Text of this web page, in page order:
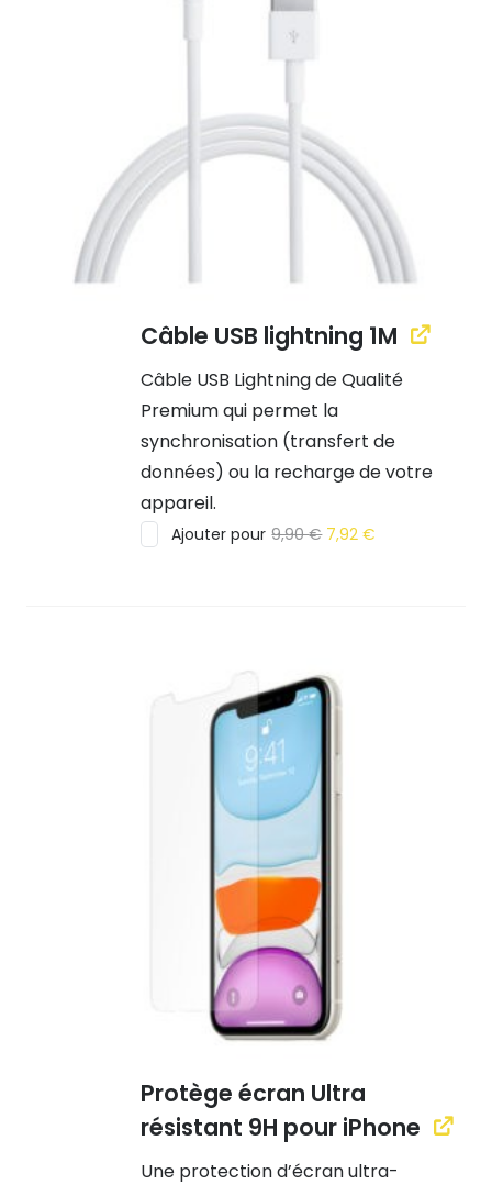
Câble USB lightning 1M
Câble USB Lightning de Qualité
Premium qui permet la
synchronisation (transfert de
données) ou la recharge de votre
appareil.
Ajouter pour 9,90€ Le
prix
7,92€
Protège écran Ultra
résistant 9H pour iPhone
Une protection d’écran ultra-